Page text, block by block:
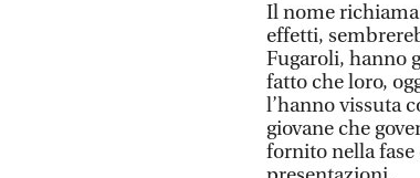
Il nome richiama
effetti,
Fugaroli, hanno
fatto che loro,
l’hanno vissuta
giovane che
fornito nella